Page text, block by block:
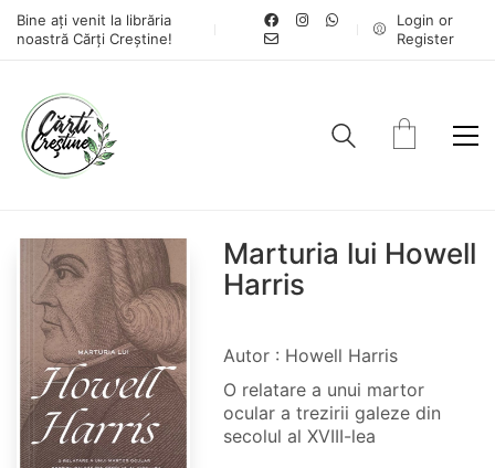
Bine ați venit la librăria
noastră Cărți Creștine!
Login or
Register
Marturia lui Howell
Harris
Autor : Howell Harris
O relatare a unui martor
ocular a trezirii galeze din
secolul al XVIII-lea